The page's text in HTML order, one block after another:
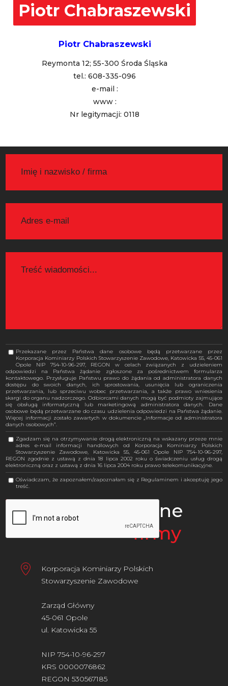
Piotr Chabraszewski
Piotr Chabraszewski
Reymonta 12; 55-300 Środa Śląska
tel.: 608-335-096
e-mail :
www :
Nr legitymacji: 0118
Przekazane przez Państwa dane osobowe będą przetwarzane przez
Korporacja Kominiarzy Polskich Stowarzyszenie Zawodowe, Katowicka 55, 45-061
Opole NIP 754-10-96-297, REGON w celach związanych z udzieleniem
odpowiedzi na Państwa żądanie zgłoszone za pośrednictwem formularza
kontaktowego. Przysługuje Państwu prawo do żądania od administratora danych
dostępu do swoich danych, ich sprostowania, usunięcia lub ograniczenia
przetwarzania, lub sprzeciwu wobec przetwarzania, a także prawo wniesienia
skargi do organu nadzorczego. Odbiorcami danych mogą być podmioty zajmujące
się obsługą informatyczną lub marketingową administratora danych. Dane
osobowe będą przetwarzane do czasu udzielenia odpowiedzi na Państwa żądanie.
Więcej informacji zostało zawartych w dokumencie „Informacje od administratora
danych osobowych”.
Zgadzam się na otrzymywanie drogą elektroniczną na wskazany przeze mnie
adres e-mail informacji handlowych od Korporacja Kominiarzy Polskich
Stowarzyszenie Zawodowe, Katowicka 55, 45-061 Opole NIP 754-10-96-297,
REGON zgodnie z ustawą z dnia 18 lipca 2002 roku o świadczeniu usług drogą
elektroniczną oraz z ustawą z dnia 16 lipca 2004 roku prawo telekomunikacyjne.
Oświadczam, że zapoznałem/zapoznałam się z Regulaminem i akceptuję jego
treść.
Dane
firmy
Korporacja Kominiarzy Polskich
Stowarzyszenie Zawodowe
Zarząd Główny
45-061 Opole
ul. Katowicka 55
NIP 754-10-96-297
KRS 0000076862
REGON 530567185